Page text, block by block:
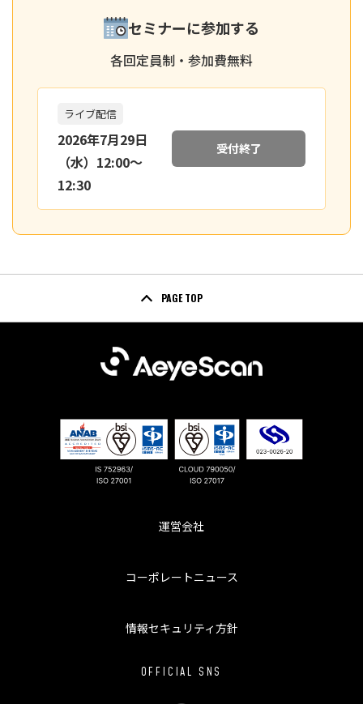
セミナーに参加する
各回定員制・参加費無料
ライブ配信
2026年7月29日
（水）12:00〜
12:30
受付終了
PAGE TOP
運営会社
コーポレートニュース
情報セキュリティ方針
OFFICIAL SNS